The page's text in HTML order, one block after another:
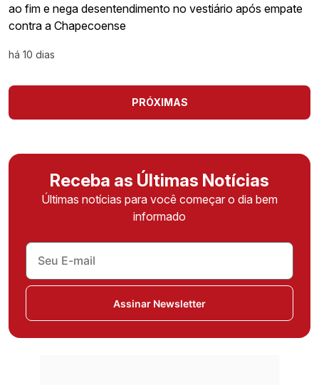
ao fim e nega desentendimento no vestiário após empate
contra a Chapecoense
há 10 dias
PRÓXIMAS
Receba as Últimas Notícias
Últimas notícias para você começar o dia bem
informado
Assinar Newsletter